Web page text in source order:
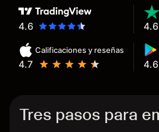
hecho de operar en un
determinado, debido a los
spread y al volumen
Mientras más activo seas,
dinero te reembolsa. Muchas
4.6
Calificaciones y reseñas
4.7 4.6
4.6
Tres pasos para